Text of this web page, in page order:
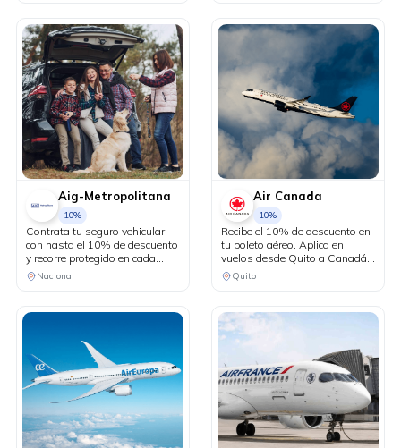
Aig-Metropolitana
10%
Contrata tu seguro vehicular
con hasta el 10% de descuento
y recorre protegido en cada
kilómetro. Adicionalmente,
recibe una revisión vehicular
matriculación de tu auto sin
Nacional
Air Canada
10%
Recibe el 10% de descuento en
tu boleto aéreo. Aplica en
vuelos desde Quito a Canadá y
Estados Unidos en conexión
vía Bogotá.
Quito